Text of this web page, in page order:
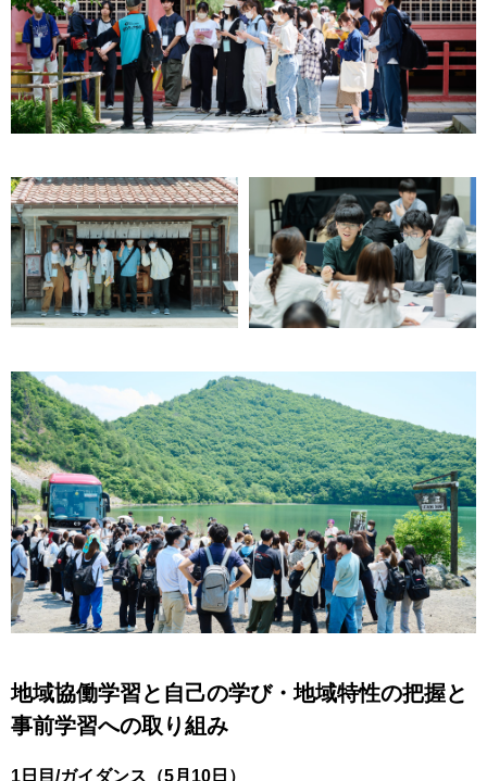
地域協働学習と自己の学び・地域特性の把握と
事前学習への取り組み
1日目/ガイダンス（5月10日）